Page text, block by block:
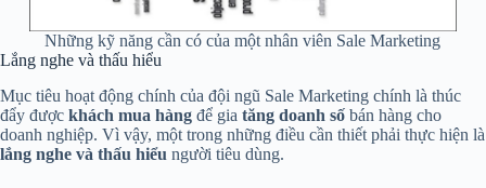
Những kỹ năng cần có của một nhân viên Sale Marketing
Lắng nghe và thấu hiểu
Mục tiêu hoạt động chính của đội ngũ Sale Marketing chính là thúc
đẩy được khách mua hàng để gia tăng doanh số bán hàng cho
doanh nghiệp. Vì vậy, một trong những điều cần thiết phải thực hiện là
lắng nghe và thấu hiểu người tiêu dùng.